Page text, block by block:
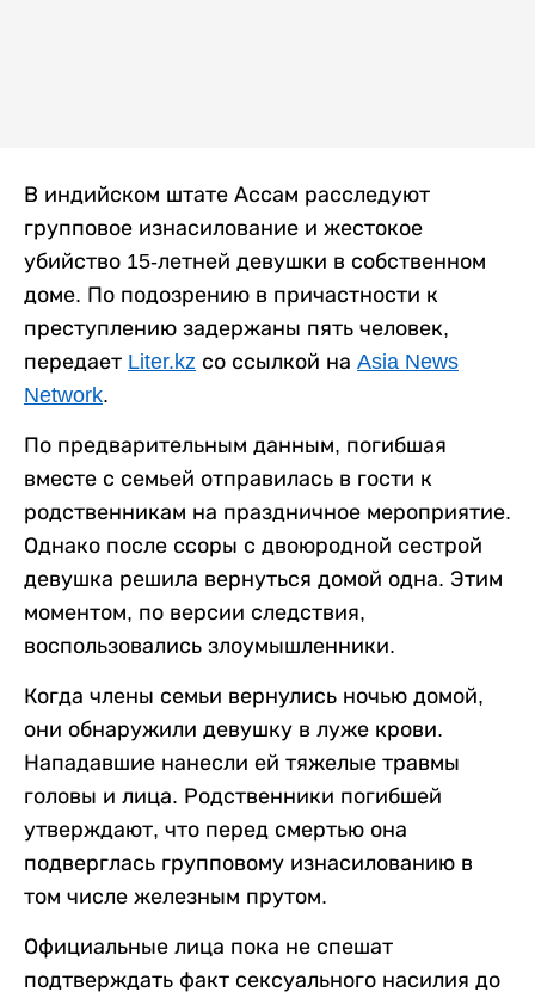
В индийском штате Ассам расследуют
групповое изнасилование и жестокое
убийство 15-летней девушки в собственном
доме. По подозрению в причастности к
преступлению задержаны пять человек,
передает Liter.kz со ссылкой на Asia News
Network.
По предварительным данным, погибшая
вместе с семьей отправилась в гости к
родственникам на праздничное мероприятие.
Однако после ссоры с двоюродной сестрой
девушка решила вернуться домой одна. Этим
моментом, по версии следствия,
воспользовались злоумышленники.
Когда члены семьи вернулись ночью домой,
они обнаружили девушку в луже крови.
Нападавшие нанесли ей тяжелые травмы
головы и лица. Родственники погибшей
утверждают, что перед смертью она
подверглась групповому изнасилованию в
том числе железным прутом.
Официальные лица пока не спешат
подтверждать факт сексуального насилия до